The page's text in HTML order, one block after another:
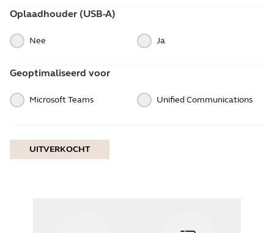
Oplaadhouder (USB-A)
Nee Ja
Geoptimaliseerd voor
Microsoft Teams Unified Communications
UITVERKOCHT